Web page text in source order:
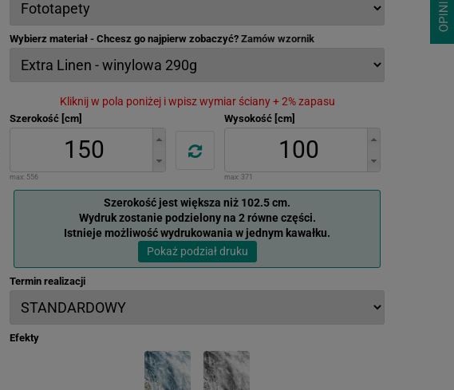
Wybierz materiał - Chcesz go najpierw zobaczyć? Zamów wzornik
Kliknij w pola poniżej i wpisz wymiar ściany + 2% zapasu
Szerokość [cm]
max: 556
Wysokość [cm]
max: 371
Szerokość jest większa niż 102.5 cm.
Wydruk zostanie podzielony na 2 równe części.
Istnieje możliwość wydrukowania w jednym kawałku.
Pokaż podział druku
Termin realizacji
Efekty